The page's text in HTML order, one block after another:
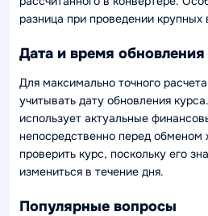
разница при проведении
Дата и время обновления
Для максимально точного
учитывать дату обновления
использует актуальные
непосредственно перед обменом
проверить курс, поскольку его
измениться в течение дня.
Популярные вопросы